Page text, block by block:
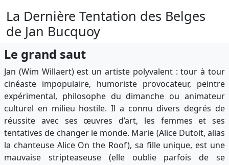
La Dernière Tentation des Belges
de Jan Bucquoy
Le grand saut
Jan (Wim Willaert) est un artiste polyvalent : tour à tour
cinéaste impopulaire, humoriste provocateur, peintre
expérimental, philosophe du dimanche ou animateur
culturel en milieu hostile. Il a connu divers degrés de
réussite avec ses œuvres d’art, les femmes et ses
tentatives de changer le monde. Marie (Alice Dutoit, alias
la chanteuse Alice On the Roof), sa fille unique, est une
mauvaise stripteaseuse (elle oublie parfois de se